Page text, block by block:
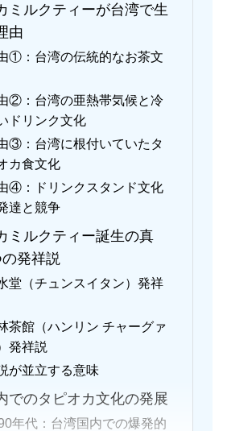
ミルクティーが台湾で生
由
①：台湾の伝統的なお茶文
②：台湾の亜熱帯気候と冷
ドリンク文化
③：台湾に根付いていたタ
カ食文化
④：ドリンクスタンド文化
達と競争
ミルクティー誕生の真
発祥説
堂（チュンスイタン）発祥
茶館（ハンリン チャーグァ
発祥説
が並立する意味
でのタピオカ文化の発展
年代：台湾国内での爆発的